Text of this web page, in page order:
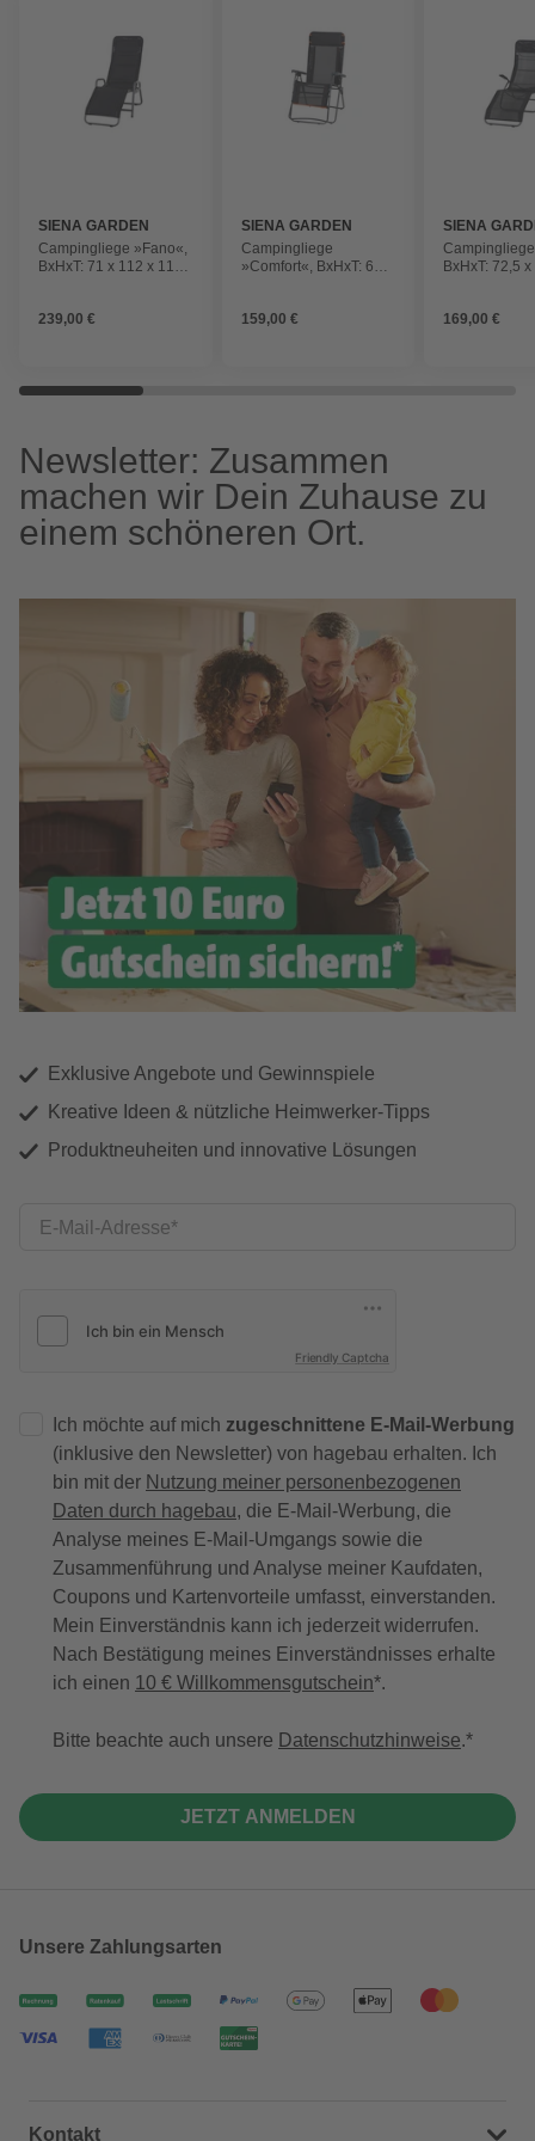
SIENA GARDEN
Campingliege »Fano«,
BxHxT: 71 x 112 x 112
239,00 €
SIENA GARDEN
Campingliege
»Comfort«, BxHxT: 65 x
159,00 €
SIENA
BxHxT: 72,5
169,00 €
Newsletter: Zusammen
machen wir Dein Zuhause zu
einem schöneren Ort.
Exklusive Angebote und Gewinnspiele
Kreative Ideen & nützliche Heimwerker-Tipps
Produktneuheiten und innovative Lösungen
E-Mail-Adresse
Friendly Captcha
Ich möchte auf mich zugeschnittene E-Mail-Werbung
(inklusive den Newsletter) von hagebau erhalten. Ich
bin mit der Nutzung meiner personenbezogenen
Daten durch hagebau, die E-Mail-Werbung, die
Analyse meines E-Mail-Umgangs sowie die
Zusammenführung und Analyse meiner Kaufdaten,
Coupons und Kartenvorteile umfasst, einverstanden.
Mein Einverständnis kann ich jederzeit widerrufen.
Nach Bestätigung meines Einverständnisses erhalte
ich einen 10 € Willkommensgutschein*.
Bitte beachte auch unsere Datenschutzhinweise.
JETZT ANMELDEN
Unsere Zahlungsarten
Kontakt